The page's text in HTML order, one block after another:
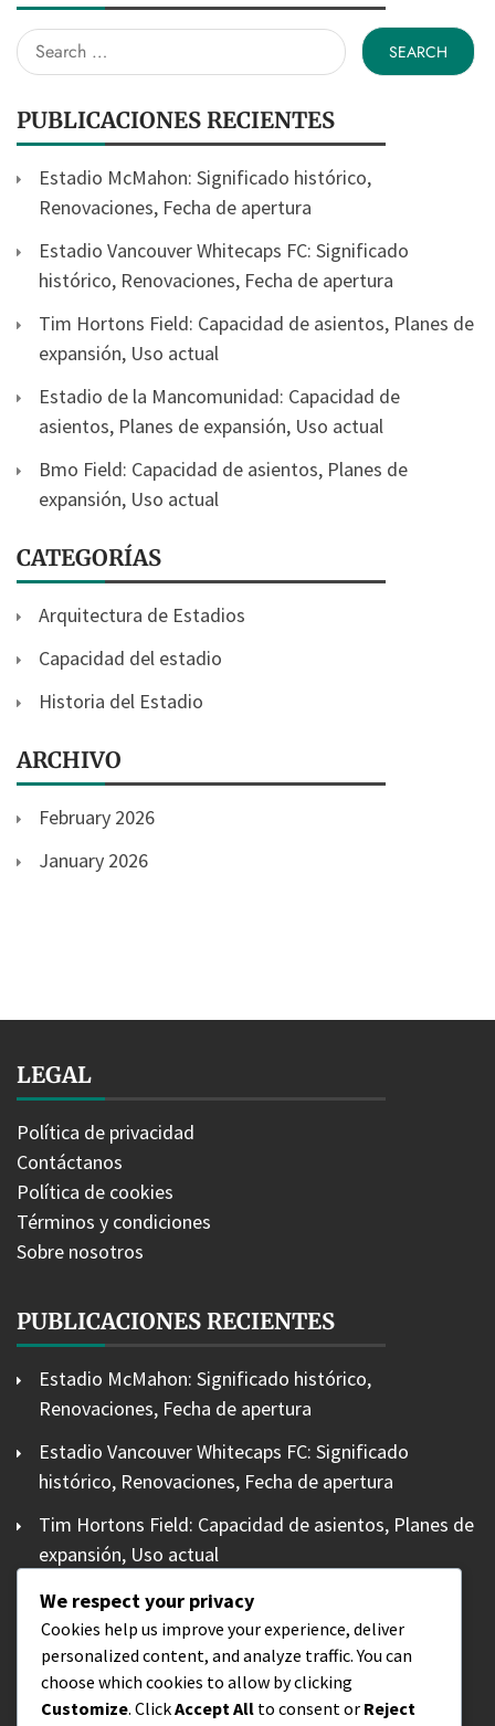
Search
for:
PUBLICACIONES RECIENTES
Estadio McMahon: Significado histórico,
Renovaciones, Fecha de apertura
Estadio Vancouver Whitecaps FC: Significado
histórico, Renovaciones, Fecha de apertura
Tim Hortons Field: Capacidad de asientos, Planes de
expansión, Uso actual
Estadio de la Mancomunidad: Capacidad de
asientos, Planes de expansión, Uso actual
Bmo Field: Capacidad de asientos, Planes de
expansión, Uso actual
CATEGORÍAS
Arquitectura de Estadios
Capacidad del estadio
Historia del Estadio
ARCHIVO
February 2026
January 2026
LEGAL
Política de privacidad
Contáctanos
Política de cookies
Términos y condiciones
Sobre nosotros
PUBLICACIONES RECIENTES
Estadio McMahon: Significado histórico,
Renovaciones, Fecha de apertura
Estadio Vancouver Whitecaps FC: Significado
histórico, Renovaciones, Fecha de apertura
Tim Hortons Field: Capacidad de asientos, Planes de
expansión, Uso actual
Estadio de la Mancomunidad: Capacidad de
asientos, Planes de expansión, Uso actual
Bmo Field: Capacidad de asientos, Planes de
expansión, Uso actual
We respect your privacy
Cookies help us improve your experience, deliver
personalized content, and analyze traffic. You can
choose which cookies to allow by clicking
Customize. ClickAccept All to consent or Reject